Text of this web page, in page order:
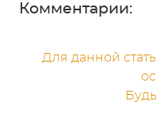
Комментарии:
Для данной